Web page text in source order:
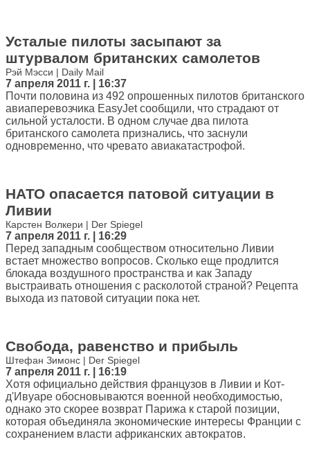
Усталые пилоты засыпают за
штурвалом британских самолетов
Рэй Мэсси | Daily Mail
7 апреля 2011 г. | 16:37
Почти половина из 492 опрошенных пилотов британского
авиаперевозчика EasyJet сообщили, что страдают от
сильной усталости. В одном случае два пилота
британского самолета признались, что заснули
одновременно, что чревато авиакатастрофой.
НАТО опасается патовой ситуации в
Ливии
Карстен Волкери | Der Spiegel
7 апреля 2011 г. | 16:29
Перед западным сообществом относительно Ливии
встает множество вопросов. Сколько еще продлится
блокада воздушного пространства и как Западу
выстраивать отношения с расколотой страной? Рецепта
выхода из патовой ситуации пока нет.
Свобода, равенство и прибыль
Штефан Зимонс | Der Spiegel
7 апреля 2011 г. | 16:19
Хотя официально действия французов в Ливии и Кот-
д'Ивуаре обосновываются военной необходимостью,
однако это скорее возврат Парижа к старой позиции,
которая объединяла экономические интересы Франции с
сохранением власти африканских автократов.